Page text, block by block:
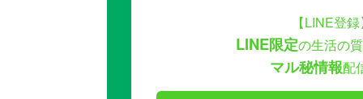
【LINE登
LINE限定の生活の
マル秘情報配